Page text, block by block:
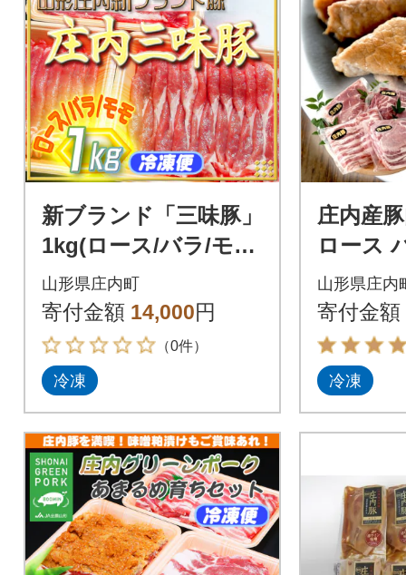
新ブランド「三味豚」
1kg(ロース/バラ/モ
モ)
山形県庄内町
寄付金額 14,000円
（0件）
冷凍
庄内産
ロース
ライス
山形県庄内
寄付金額
冷凍